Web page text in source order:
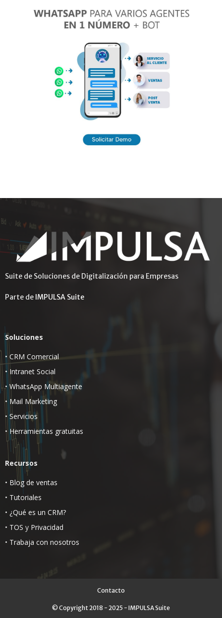
Suite de Soluciones de Digitalización para Empresas
Parte de IMPULSA Suite
Soluciones
•CRM Comercial
• Intranet Social
• WhatsApp Multiagente
• Mail Marketing
• Servicios
•Herramientas gratuitas
Recursos
• Blog de ventas
• Tutoriales
• ¿Qué es un CRM?
• TOS y Privacidad
• Trabaja con nosotros
Contacto
© Copyright 2018 - 2025 - IMPULSA Suite